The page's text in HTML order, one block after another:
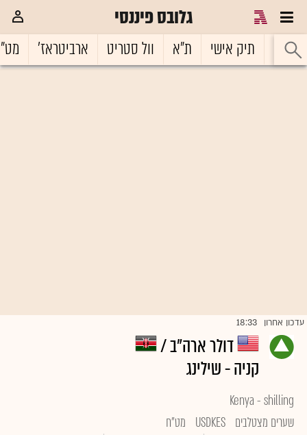
גלובס פיננסי
ראשי תיק אישי ת"א וול סטריט ארביטראז'
עדכון אחרון 18:33
דולר ארה"ב /
קניה - שילינג
Kenya - shilling
שערים מצטלבים USDKES
מט"ח